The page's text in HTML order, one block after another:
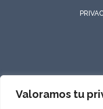
Valoramos tu